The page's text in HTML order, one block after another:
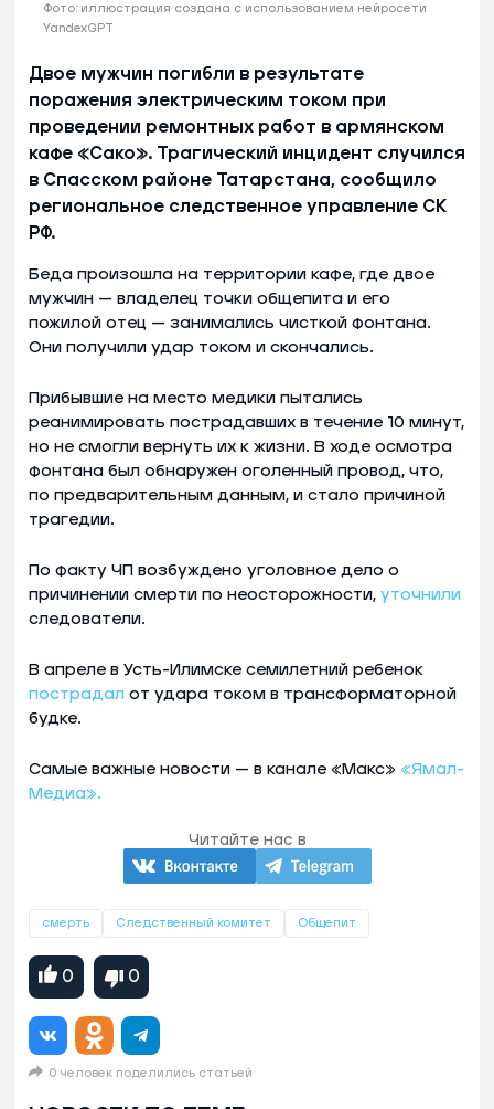
Фото: иллюстрация создана с использованием нейросети
YandexGPT
Двое мужчин погибли в результате
поражения электрическим током при
проведении ремонтных работ в армянском
кафе «Сако». Трагический инцидент случился
в Спасском районе Татарстана, сообщило
региональное следственное управление СК
РФ.
Беда произошла на территории кафе, где двое
мужчин — владелец точки общепита и его
пожилой отец — занимались чисткой фонтана.
Они получили удар током и скончались.
Прибывшие на место медики пытались
реанимировать пострадавших в течение 10 минут,
но не смогли вернуть их к жизни. В ходе осмотра
фонтана был обнаружен оголенный провод, что,
по предварительным данным, и стало причиной
трагедии.
По факту ЧП возбуждено уголовное дело о
причинении смерти по неосторожности, уточнили
следователи.
В апреле в Усть-Илимске семилетний ребенок
пострадал от удара током в трансформаторной
будке.
Самые важные новости — в канале «Макс» «Ямал-
Медиа».
Читайте нас в
смерть Следственный комитет Общепит
0 0
0 человек поделились статьей